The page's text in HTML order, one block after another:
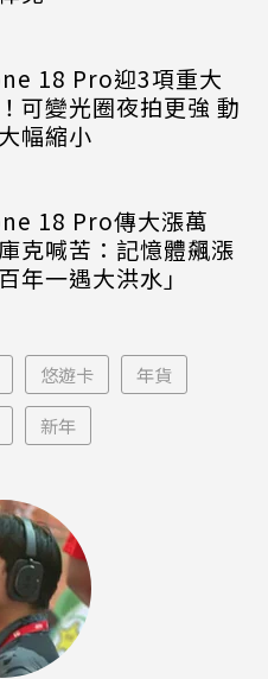
18 Pro迎3項重大
可變光圈夜拍更強 動
幅縮小
18 Pro傳大漲萬
克喊苦：記憶體飆漲
年一遇大洪水」
悠遊卡 年貨
新年